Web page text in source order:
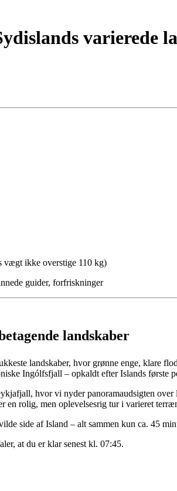
varierede
vægt ikke overstige 110 kg)
guider, forfriskninger
landskaber
landskaber, hvor grønne enge, klare
Ingólfsfjall – opkaldt efter Islands første
hvor vi nyder panoramaudsigten
en rolig, men oplevelsesrig tur i varieret
side af Island – alt sammen kun ca. 45
at du er klar senest kl. 07:45.